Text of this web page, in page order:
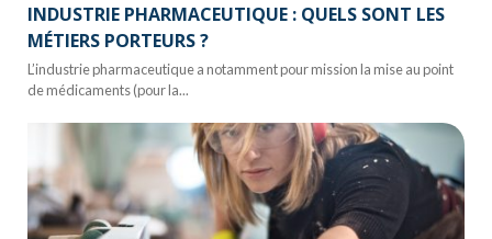
INDUSTRIE PHARMACEUTIQUE : QUELS SONT LES
MÉTIERS PORTEURS ?
L’industrie pharmaceutique a notamment pour mission la mise au point
de médicaments (pour la...